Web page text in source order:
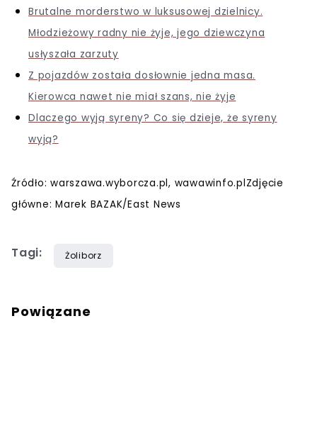
Brutalne morderstwo w luksusowej dzielnicy.
Młodzieżowy radny nie żyje, jego dziewczyna
usłyszała zarzuty
Z pojazdów została dosłownie jedna masa.
Kierowca nawet nie miał szans, nie żyje
Dlaczego wyją syreny? Co się dzieje, że syreny
wyją?
Źródło: warszawa.wyborcza.pl, wawawinfo.plZdjęcie
główne: Marek BAZAK/East News
Tagi: Żoliborz
Powiązane